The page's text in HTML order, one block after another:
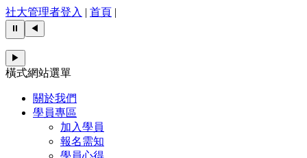
社大管理者登入 | 首頁 |
⏸ ◀
▶
橫式網站選單
關於我們
學員專區
加入學員
報名需知
學員心得